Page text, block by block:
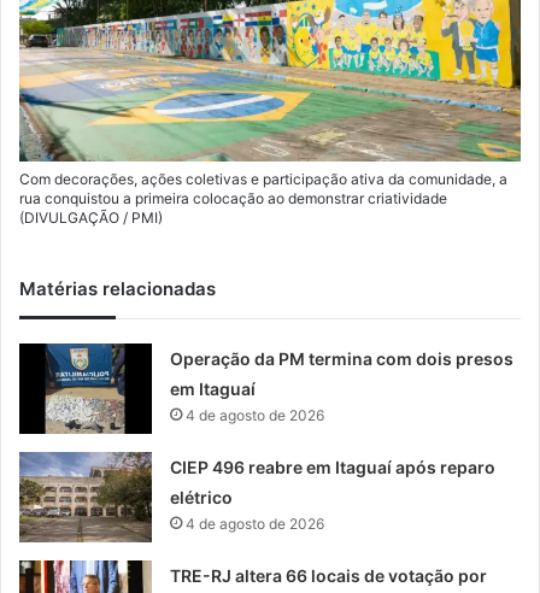
Com decorações, ações coletivas e participação ativa da comunidade, a
rua conquistou a primeira colocação ao demonstrar criatividade
(DIVULGAÇÃO / PMI)
Matérias relacionadas
Operação da PM termina com dois presos
em Itaguaí
4 de agosto de 2026
CIEP 496 reabre em Itaguaí após reparo
elétrico
4 de agosto de 2026
TRE-RJ altera 66 locais de votação por